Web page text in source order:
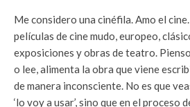
Me considero una cinéfila. Amo el
películas de cine mudo, europeo,
exposiciones y obras de teatro.
o lee, alimenta la obra que viene
de manera inconsciente. No es que
‘lo voy a usar’, sino que en el proceso